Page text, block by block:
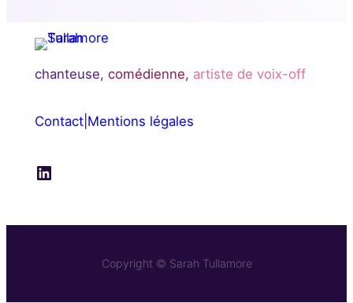
chanteuse, comédienne, artiste de voix-off
Contact| Mentions légales
LinkedIn
Copyright © Sarah Tullamore